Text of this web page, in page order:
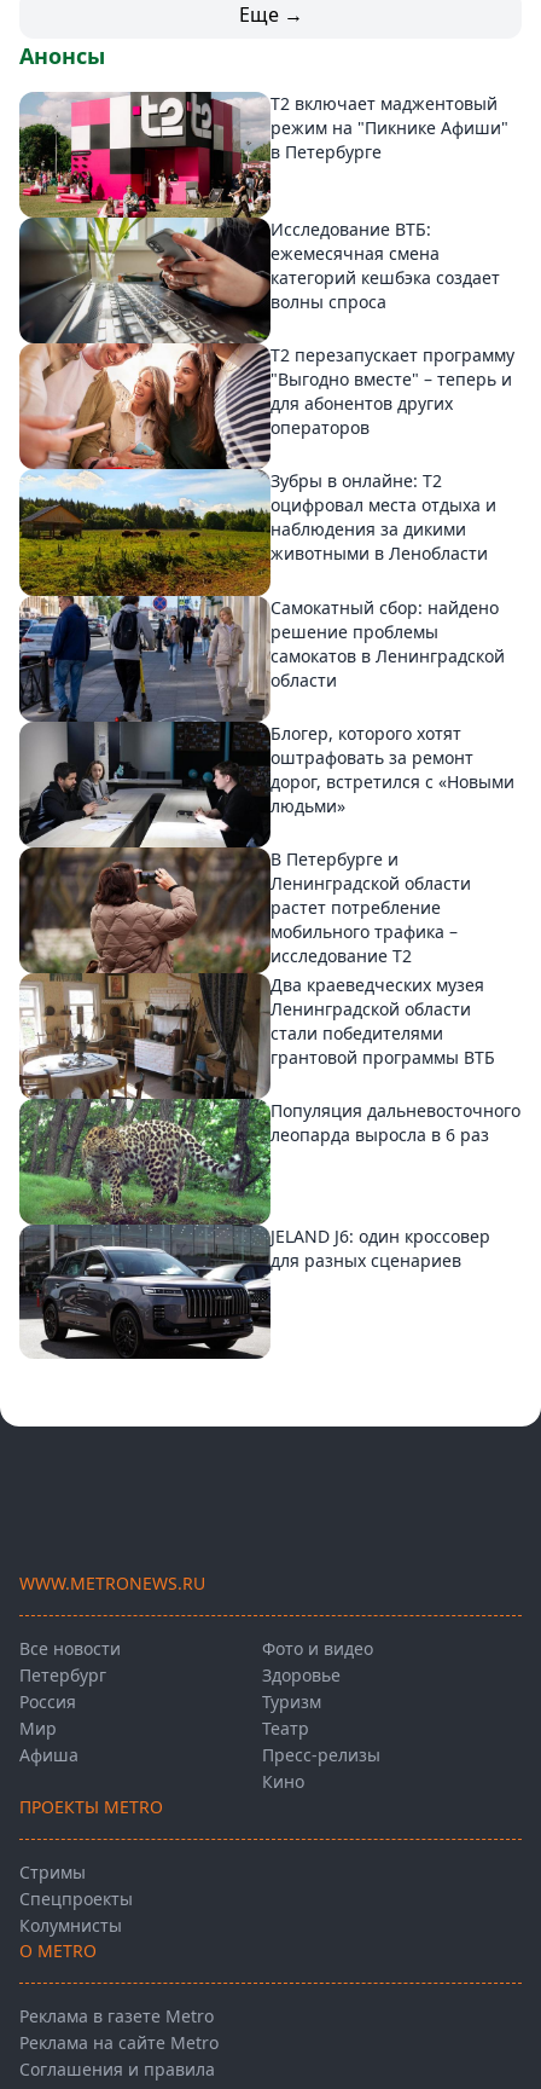
Еще →
Анонсы
Т2 включает маджентовый
режим на "Пикнике Афиши"
в Петербурге
Исследование ВТБ:
ежемесячная смена
категорий кешбэка создает
волны спроса
Т2 перезапускает программу
"Выгодно вместе" – теперь и
для абонентов других
операторов
Зубры в онлайне: Т2
оцифровал места отдыха и
наблюдения за дикими
животными в Ленобласти
Самокатный сбор: найдено
решение проблемы
самокатов в Ленинградской
области
Блогер, которого хотят
оштрафовать за ремонт
дорог, встретился с «Новыми
людьми»
В Петербурге и
Ленинградской области
растет потребление
мобильного трафика –
исследование T2
Два краеведческих музея
Ленинградской области
стали победителями
грантовой программы ВТБ
Популяция дальневосточного
леопарда выросла в 6 раз
JELAND J6: один кроссовер
для разных сценариев
WWW.METRONEWS.RU
Все новости
Петербург
Россия
Мир
Афиша
Фото и видео
Здоровье
Туризм
Театр
Пресс-релизы
Кино
ПРОЕКТЫ METRO
Стримы
Спецпроекты
Колумнисты
О METRO
Реклама в газете Metro
Реклама на сайте Metro
Соглашения и правила